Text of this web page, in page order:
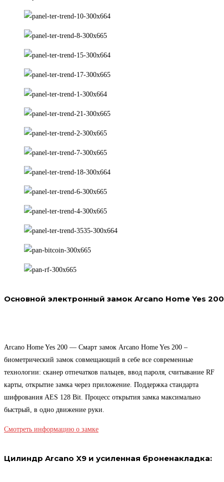
Основной электронный замок Arcano Home Yes
Arcano Home Yes 200 — Смарт замок Arcano Home Yes 200 –
биометрический замок совмещающий в себе все современные
технологии: сканер отпечатков пальцев, ввод пароля, считывание RF
карты, открытие замка через приложение. Поддержка стандарта
шифрования AES 128 Bit. Процесс открытия замка максимально
быстрый, в одно движение руки.
Смотреть информацию о замке
Цилиндр Arcano X9 и усиленная броненакладка: